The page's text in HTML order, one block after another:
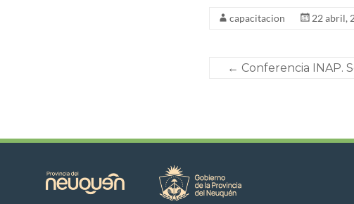
capacitacion 22 abril,
← Conferencia INAP.